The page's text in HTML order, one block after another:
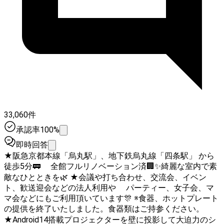
33,060件
承認率100%
即時回答
★阪急京都本線「烏丸駅」、地下鉄烏丸線「四条駅」 から
徒歩5分🚃 全館フルリノベーション済🏢✨綺麗な室内で素
敵なひとときを🌿 ★会議や打ち合わせ、交流会、イベン
ト、歓送迎会などの法人利用や パーティー、女子会、マ
マ会などにもご利用頂いています🎊 ※食器、ホットプレート
の提供を終了いたしました。食器類はご持参ください。
★Android14搭載プロジェクターを壁に投影して大迫力のシ